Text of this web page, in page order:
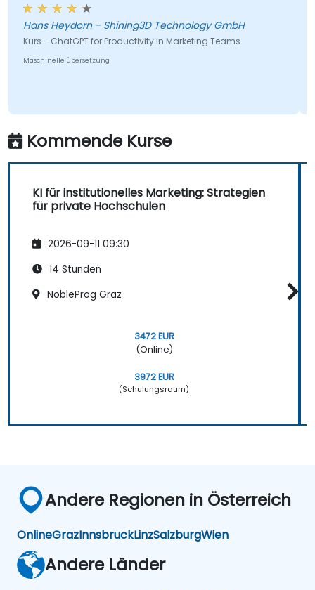
Hans Heydorn - Shining3D Technology GmbH
Kurs - ChatGPT for Productivity in Marketing Teams
Maschinelle Übersetzung
Kommende Kurse
KI für institutionelles Marketing: Strategien
für private Hochschulen
2026-09-11 09:30
14 Stunden
NobleProg Graz
3472 EUR
(Online)
3972 EUR
(Schulungsraum)
Andere Regionen in Österreich
OnlineGrazInnsbruckLinzSalzburgWien
Andere Länder